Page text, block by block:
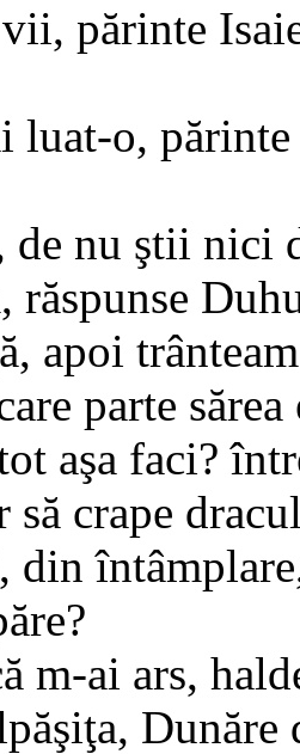
părinte
o, părinte
nu ştii nici
apoi
parte
aşa faci?
crape
m-ai ars,
Dunăre